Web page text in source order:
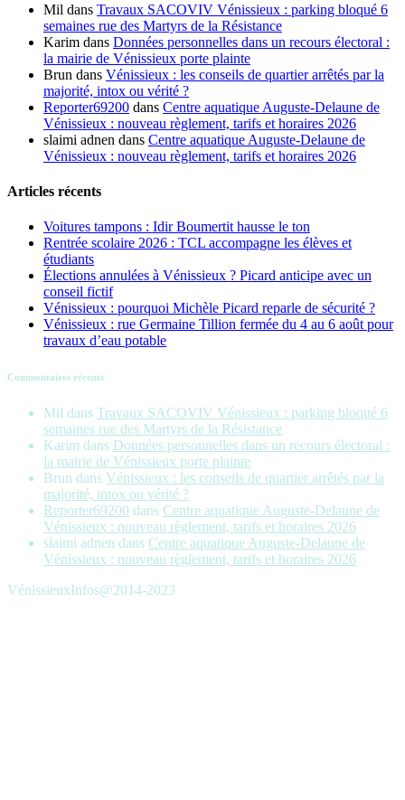
Mil dans Travaux SACOVIV Vénissieux : parking bloqué 6
semaines rue des Martyrs de la Résistance
Karim dans Données personnelles dans un recours électoral :
la mairie de Vénissieux porte plainte
Brun dans Vénissieux : les conseils de quartier arrêtés par la
majorité, intox ou vérité ?
Reporter69200 dans Centre aquatique Auguste-Delaune de
Vénissieux : nouveau règlement, tarifs et horaires 2026
slaimi adnen dans Centre aquatique Auguste-Delaune de
Vénissieux : nouveau règlement, tarifs et horaires 2026
Articles récents
Voitures tampons : Idir Boumertit hausse le ton
Rentrée scolaire 2026 : TCL accompagne les élèves et
étudiants
Élections annulées à Vénissieux ? Picard anticipe avec un
conseil fictif
Vénissieux : pourquoi Michèle Picard reparle de sécurité ?
Vénissieux : rue Germaine Tillion fermée du 4 au 6 août pour
travaux d’eau potable
Commentaires récents
Mil dans Travaux SACOVIV Vénissieux : parking bloqué 6
semaines rue des Martyrs de la Résistance
Karim dans Données personnelles dans un recours électoral :
la mairie de Vénissieux porte plainte
Brun dans Vénissieux : les conseils de quartier arrêtés par la
majorité, intox ou vérité ?
Reporter69200 dans Centre aquatique Auguste-Delaune de
Vénissieux : nouveau règlement, tarifs et horaires 2026
slaimi adnen dans Centre aquatique Auguste-Delaune de
Vénissieux : nouveau règlement, tarifs et horaires 2026
VénissieuxInfos@2014-2023